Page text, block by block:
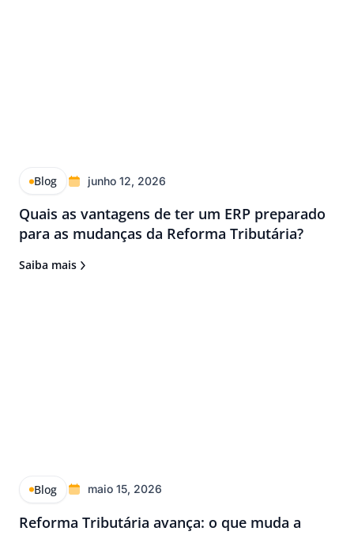
Blog junho 12, 2026
Quais as vantagens de ter um ERP preparado
para as mudanças da Reforma Tributária?
Saiba mais
Blog maio 15, 2026
Reforma Tributária avança: o que muda a